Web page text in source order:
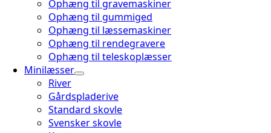
Ophæng til gravemaskiner
Ophæng til gummiged
Ophæng til læssemaskiner
Ophæng til rendegravere
Ophæng til teleskoplæsser
Minilæsser
River
Gårdspladerive
Standard skovle
Svensker skovle